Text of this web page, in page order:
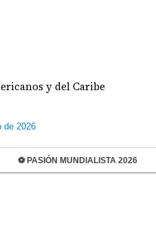
y del Caribe
de 2026
⚽ PASIÓN MUNDIALISTA 2026